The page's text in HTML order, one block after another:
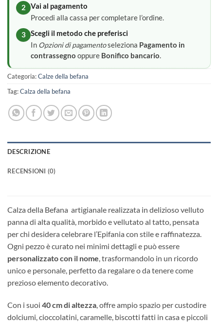
2
Vai al pagamento
Procedi alla cassa per completare l’ordine.
3
Scegli il metodo che preferisci
In Opzioni di pagamentoseleziona Pagamento in
contrassegno oppure Bonifico bancario.
Categoria:Calze della befana
Tag:Calza della befana
DESCRIZIONE
RECENSIONI (0)
Calza della Befana artigianale realizzata in delizioso velluto
panna di alta qualità, morbido e vellutato al tatto, pensata
per chi desidera celebrare l’Epifania con stile e raffinatezza.
Ogni pezzo è curato nei minimi dettagli e può essere
personalizzato con il nome, trasformandolo in un ricordo
unico e personale, perfetto da regalare o da tenere come
prezioso elemento decorativo.
Con i suoi 40 cm di altezza , offre ampio spazio per custodire
dolciumi, cioccolatini, caramelle, biscotti fatti in casa e piccoli